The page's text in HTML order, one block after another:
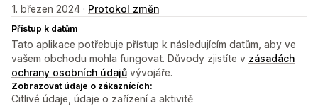
1. březen 2024 · Protokol změn
Přístup k datům
Tato aplikace potřebuje přístup k následujícím datům, aby ve
vašem obchodu mohla fungovat. Důvody zjistíte v zásadách
ochrany osobních údajů vývojáře.
Zobrazovat údaje o zákaznících:
Citlivé údaje, údaje o zařízení a aktivitě